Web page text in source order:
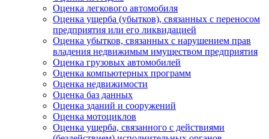
Оценка легкового автомобиля
Оценка ущерба (убытков), связанных с переносом
предприятия или его ликвидацией
Оценка убытков, связанных с нарушением прав
владения недвижимым имуществом предприятия
Оценка грузовых автомобилей
Оценка компьютерных программ
Оценка недвижимости
Оценка баз данных
Оценка зданий и сооружений
Оценка мотоциклов
Оценка ущерба, связанного с действиями